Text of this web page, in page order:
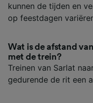
kunnen de tijden en
op feestdagen
Wat is de afstand
met de trein?
Treinen van Sarlat
gedurende de rit een